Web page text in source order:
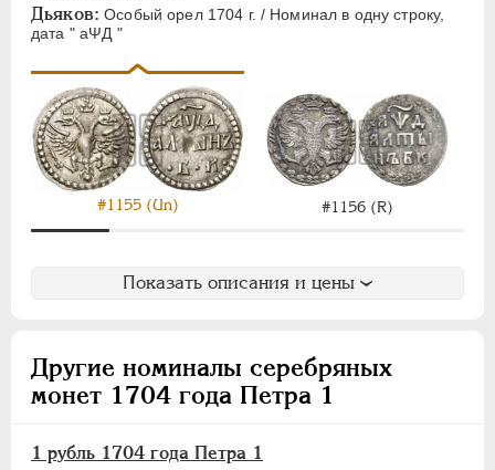
Дьяков: Особый орел 1704 г. / Номинал в одну строку,
дата " аΨД "
#1155 (Un) #1156 (R)
Показать описания и цены
Другие номиналы серебряных
монет 1704 года Петра 1
1 рубль 1704 года Петра 1
ЕЛИЗАВЕТА 1741-1762
ЕКАТЕРИНА II 1762-1796
ПАВЕЛ I 1796-1801
АЛЕКСАНДР I 1801-1825
НИКОЛАЙ I 1826-1855
АЛЕКСАНДР II 1855-1881
АЛЕКСАНДР III